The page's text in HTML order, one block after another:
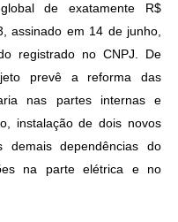
de exatamente R$
assinado em 14 de junho,
registrado no CNPJ. De
prevê a reforma das
nas partes internas e
instalação de dois novos
demais dependências do
na parte elétrica e no